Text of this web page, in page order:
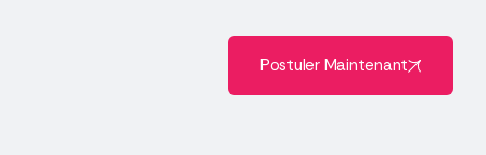
Postuler Maintenant